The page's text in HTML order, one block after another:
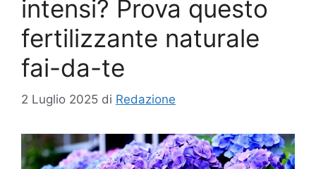
intensi? Prova questo
fertilizzante naturale
fai-da-te
2 Luglio 2025 di Redazione